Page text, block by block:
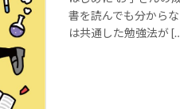
書を読んでも分から
は共通した勉強法が